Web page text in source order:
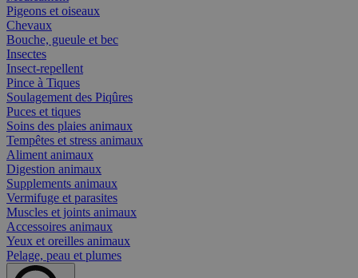
Pigeons et oiseaux
Chevaux
Bouche, gueule et bec
Insectes
Insect-repellent
Pince à Tiques
Soulagement des Piqûres
Puces et tiques
Soins des plaies animaux
Tempêtes et stress animaux
Aliment animaux
Digestion animaux
Supplements animaux
Vermifuge et parasites
Muscles et joints animaux
Accessoires animaux
Yeux et oreilles animaux
Pelage, peau et plumes